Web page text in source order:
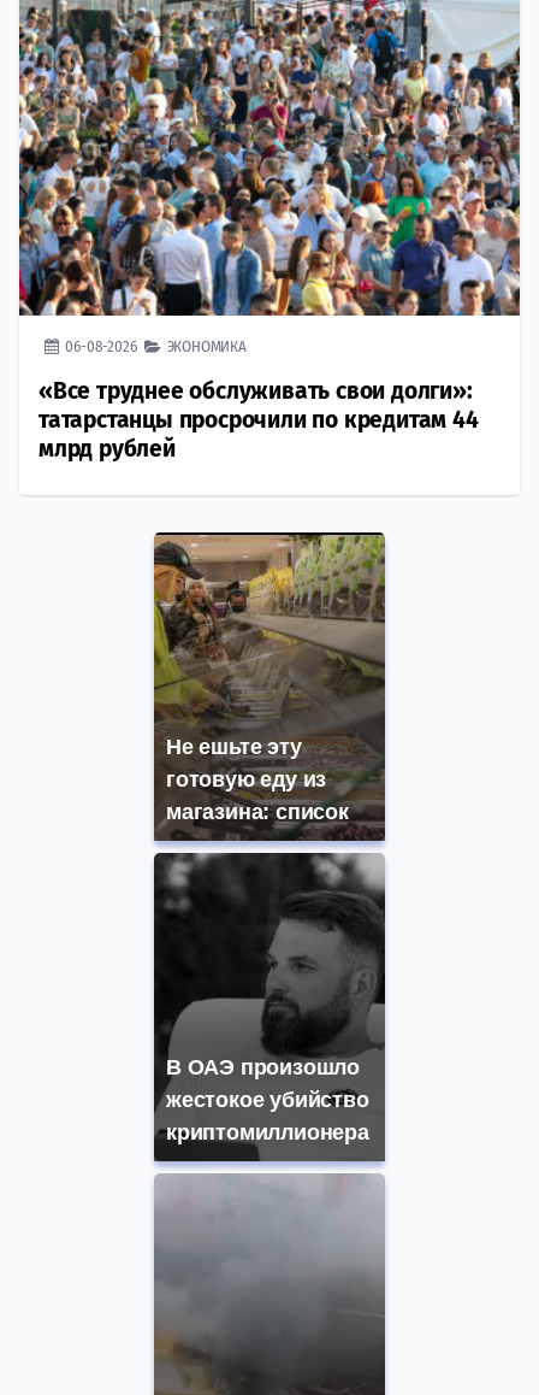
06-08-2026 ЭКОНОМИКА
«Все труднее обслуживать свои долги»:
татарстанцы просрочили по кредитам 44
млрд рублей
Не ешьте эту
готовую еду из
магазина: список
В ОАЭ произошло
жестокое убийство
криптомиллионера